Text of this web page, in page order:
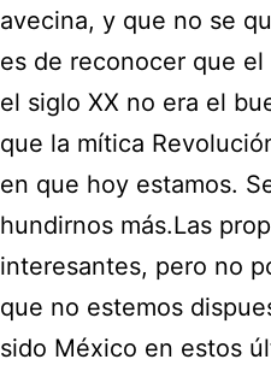
avecina, y que no se
es de reconocer que
el siglo XX no era el
que la mítica
en que hoy estamos.
hundirnos más.Las
interesantes, pero no
que no estemos
sido México en estos